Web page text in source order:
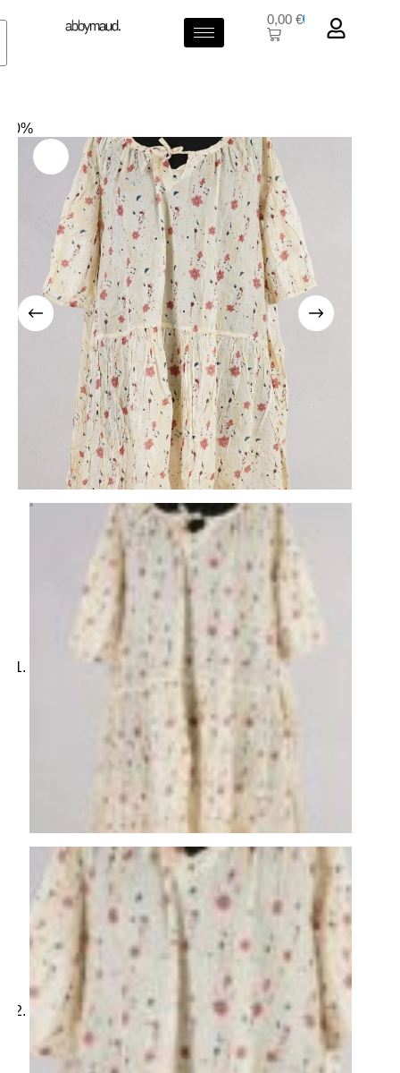
0,00€
-50%